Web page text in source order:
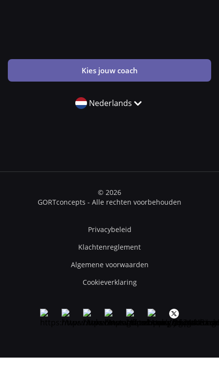
Kies jouw coach
Nederlands
© 2026
GORTconcepts - Alle rechten voorbehouden
Privacybeleid
Klachtenreglement
Algemene voorwaarden
Cookieverklaring